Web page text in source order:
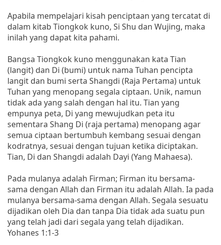
Apabila mempelajari kisah penciptaan yang tercatat di
dalam kitab Tiongkok kuno, Si Shu dan Wujing, maka
inilah yang dapat kita pahami.
Bangsa Tiongkok kuno menggunakan kata Tian
(langit) dan Di (bumi) untuk nama Tuhan pencipta
langit dan bumi serta Shangdi (Raja Pertama) untuk
Tuhan yang menopang segala ciptaan. Unik, namun
tidak ada yang salah dengan hal itu. Tian yang
empunya peta, Di yang mewujudkan peta itu
sementara Shang Di (raja pertama) menopang agar
semua ciptaan bertumbuh kembang sesuai dengan
kodratnya, sesuai dengan tujuan ketika diciptakan.
Tian, Di dan Shangdi adalah Dayi (Yang Mahaesa).
Pada mulanya adalah Firman; Firman itu bersama-
sama dengan Allah dan Firman itu adalah Allah. Ia pada
mulanya bersama-sama dengan Allah. Segala sesuatu
dijadikan oleh Dia dan tanpa Dia tidak ada suatu pun
yang telah jadi dari segala yang telah dijadikan.
Yohanes 1:1-3